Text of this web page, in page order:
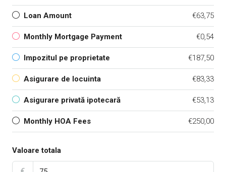
Loan Amount €63,75
Monthly Mortgage Payment €0,54
Impozitul pe proprietate €187,50
Asigurare de locuinta €83,33
Asigurare privată ipotecară €53,13
Monthly HOA Fees €250,00
Valoare totala